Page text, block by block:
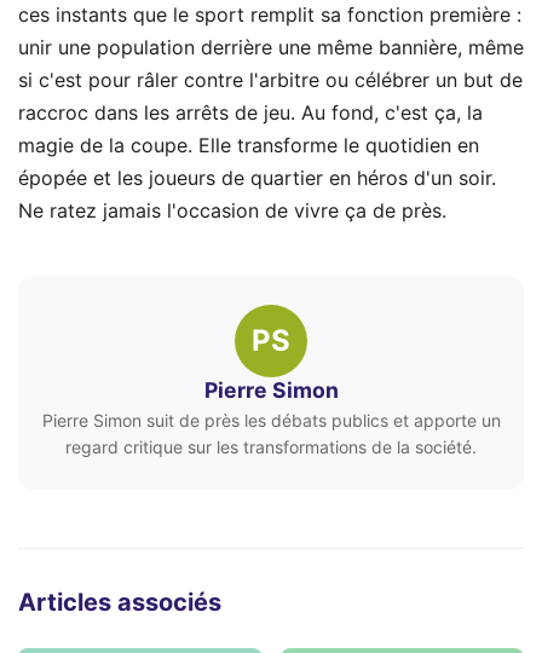
ces instants que le sport remplit sa fonction première :
unir une population derrière une même bannière, même
si c'est pour râler contre l'arbitre ou célébrer un but de
raccroc dans les arrêts de jeu. Au fond, c'est ça, la
magie de la coupe. Elle transforme le quotidien en
épopée et les joueurs de quartier en héros d'un soir.
Ne ratez jamais l'occasion de vivre ça de près.
PS
Pierre Simon
Pierre Simon suit de près les débats publics et apporte un
regard critique sur les transformations de la société.
Articles associés